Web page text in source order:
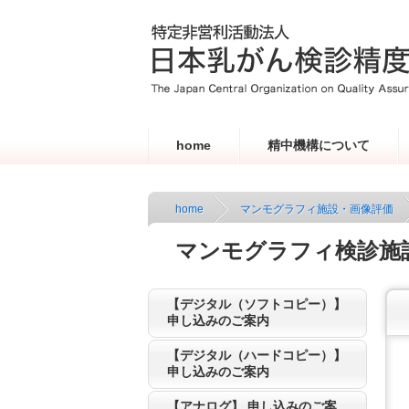
home 精中機構について
home マンモグラフィ施設・画像評価
マンモグラフィ検診施
【デジタル（ソフトコピー）】
申し込みのご案内
【デジタル（ハードコピー）】
申し込みのご案内